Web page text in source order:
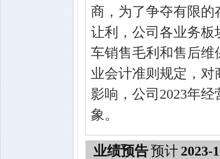
商，为了争夺有限
让利，公司各业务
车销售毛利和售后维
业会计准则规定，
影响，公司2023年
象。
业绩预告预计 2023-